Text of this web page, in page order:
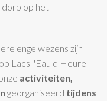
dorp op het
enge wezens zijn
Lacs l'Eau d'Heure
activiteiten,
georganiseerd tijdens